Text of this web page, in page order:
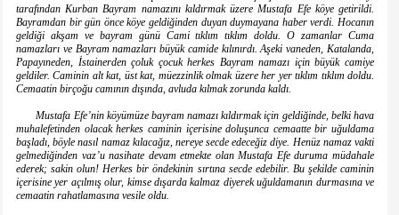
tarafından Kurban Bayram namazını kıldırmak üzere Mustafa Efe köye getirildi.
Bayramdan bir gün önce köye geldiğinden duyan duymayana haber verdi. Hocanın
geldiği akşam ve bayram günü Cami tıklım tıklım doldu. O zamanlar Cuma
namazları ve Bayram namazları büyük camide kılınırdı. Aşeki vaneden, Katalanda,
Papayıneden, İstainerden çoluk çocuk herkes Bayram namazı için büyük camiye
geldiler. Caminin alt kat, üst kat, müezzinlik olmak üzere her yer tıklım tıklım doldu.
Cemaatin birçoğu camının dışında, avluda kılmak zorunda kaldı.
Mustafa Efe’nin köyümüze bayram namazı kıldırmak için geldiğinde, belki hava
muhalefetinden olacak herkes caminin içerisine doluşunca cemaatte bir uğuldama
başladı, böyle nasıl namaz kılacağız, nereye secde edeceğiz diye. Henüz namaz vakti
gelmediğinden vaz’u nasihate devam etmekte olan Mustafa Efe duruma müdahale
ederek; sakin olun! Herkes bir öndekinin sırtına secde edebilir. Bu şekilde caminin
içerisine yer açılmış olur, kimse dışarda kalmaz diyerek uğuldamanın durmasına ve
cemaatin rahatlamasına vesile oldu.